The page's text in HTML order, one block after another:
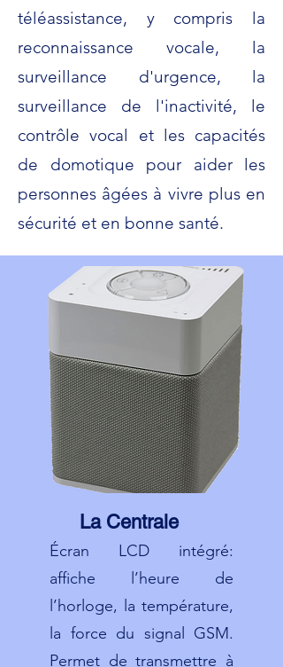
téléassistance, y compris la
reconnaissance vocale, la
surveillance d'urgence, la
surveillance de l'inactivité, le
contrôle vocal et les capacités
de domotique pour aider les
personnes âgées à vivre plus en
sécurité et en bonne santé.
La Centrale
Écran LCD intégré:
affiche l’heure de
l’horloge, la température,
la force du signal GSM.
Permet de transmettre à